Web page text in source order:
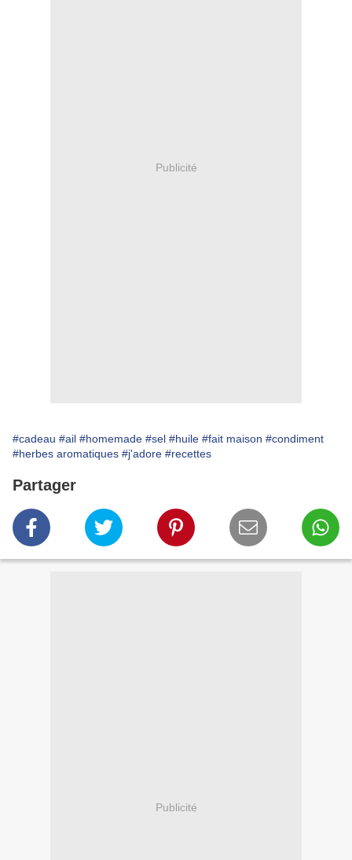
Publicité
#cadeau #ail #homemade #sel #huile #fait maison #condiment
#herbes aromatiques #j'adore #recettes
Partager
Publicité